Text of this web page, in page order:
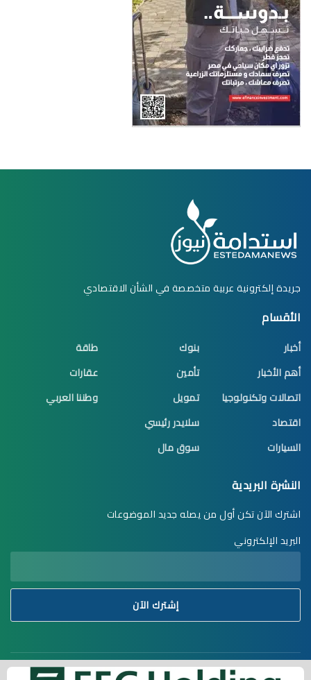
جريدة إلكترونية عربية متخصصة في الشأن الاقتصادي
الأقسام
أخبار
أهم الأخبار
اتصالات وتكنولوجيا
اقتصاد
السيارات
بنوك
تأمين
تمويل
سلايدر رئيسي
سوق مال
طاقة
عقارات
وطننا العربي
النشرة البريدية
اشترك الآن تكن أول من يصله جديد الموضوعات
البريد الإلكتروني